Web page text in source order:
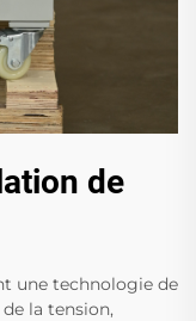
de
une technologie de
la tension,